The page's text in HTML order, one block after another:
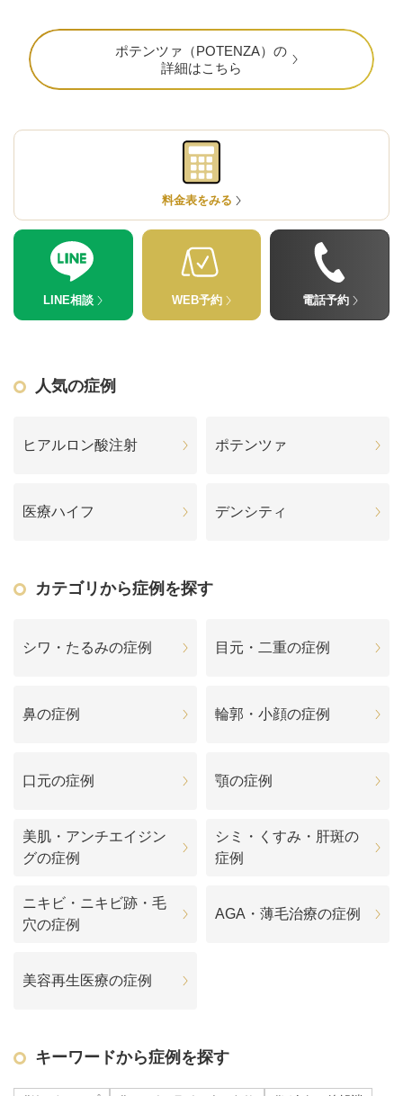
井畑 峰紀 医師
ポテンツァ（POTENZA）の
詳細はこちら
料金表をみる
LINE相談 WEB予約 電話予約
人気の症例
ヒアルロン酸注射 ポテンツァ
医療ハイフ デンシティ
カテゴリから症例を探す
シワ・たるみの症例 目元・二重の症例
鼻の症例 輪郭・小顔の症例
口元の症例 顎の症例
美肌・アンチエイジン
グの症例
シミ・くすみ・肝斑の
症例
ニキビ・ニキビ跡・毛
穴の症例
AGA・薄毛治療の症例
美容再生医療の症例
キーワードから症例を探す